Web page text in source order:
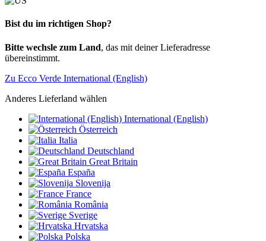
Bist du im richtigen Shop?
Bitte wechsle zum Land, das mit deiner Lieferadresse
übereinstimmt.
Zu Ecco Verde International (English)
Anderes Lieferland wählen
International (English)
Österreich
Italia
Deutschland
Great Britain
España
Slovenija
France
România
Sverige
Hrvatska
Polska